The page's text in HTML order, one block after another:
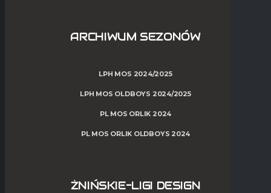
ARCHIWUM SEZONÓW
LPH MOS 2024/2025
LPH MOS OLDBOYS 2024/2025
PL MOS ORLIK 2024
PL MOS ORLIK OLDBOYS 2024
ŻNIŃSKIE-LIGI DESIGN